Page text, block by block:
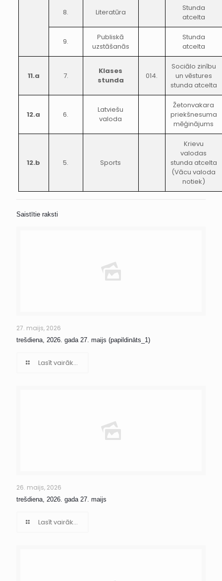
8. Literatūra
Stunda
atcelta
9.
Publiskā
uzstāšanās
Stunda
atcelta
11.a 7.
Klases
stunda
014.
Sociālo zinību
un vēstures
stunda atcelta
12.a 6.
Latviešu
valoda
Žetonvakara
priekšnesuma
mēģinājums
12.b 5. Sports
Krievu
valodas
stunda atcelta
(Vācu valoda
notiek)
Saistītie raksti
27. maijs, 2026
trešdiena, 2026. gada 27. maijs (papildināts_1)
Lasīt vairāk...
26. maijs, 2026
trešdiena, 2026. gada 27. maijs
Lasīt vairāk...